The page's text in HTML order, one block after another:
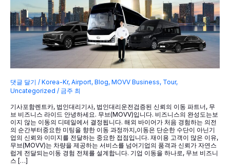
댓글 달기 / Korea-Kr, Airport, Blog, MOVV Business, Tour,
Uncategorized / 금주 최
기사포함렌트카, 법인대리기사, 법인대리운전검증된 신뢰의 이동 파트너, 무
브 비즈니스 라이드 안녕하세요. 무브(MOVV)입니다. 비즈니스의 완성도는보
이지 않는 이동의 디테일에서 결정됩니다. 해외 바이어가 처음 경험하는 의전
의 순간부터중요한 미팅을 향한 이동 과정까지,이동은 단순한 수단이 아닌기
업의 신뢰와 이미지를 전달하는 중요한 접점입니다. 재이용 고객이 많은 이유,
무브(MOVV)는 차량을 제공하는 서비스를 넘어기업의 품격과 신뢰가 자연스
럽게 전달되는이동 경험 전체를 설계합니다. 기업 이동을 하나로, 무브 비즈니
스 […]